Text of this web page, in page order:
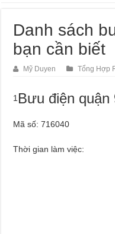
Danh sách
bạn cần biết
Mỹ Duyen Tổng Hợp
1 Bưu điện
Mã số: 716040
Thời gian làm việc: